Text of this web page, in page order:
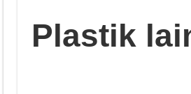
Plastik